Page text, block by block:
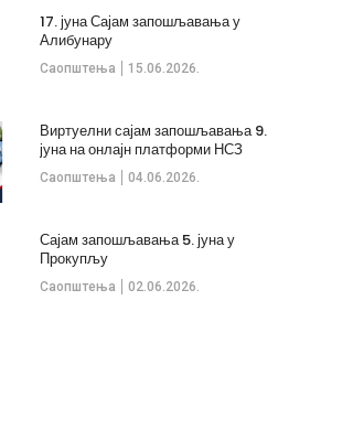
Саопштења 15.06.2026.
17. јуна Сајам запошљавања у
Алибунару
Саопштења 04.06.2026.
Виртуелни сајам запошљавања 9.
јуна на онлајн платформи НСЗ
Саопштења 02.06.2026.
Сајам запошљавања 5. јуна у
Прокупљу